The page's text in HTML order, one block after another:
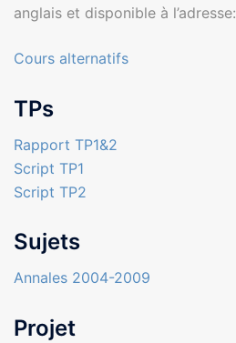
anglais et disponible à l’adresse:
Cours alternatifs
TPs
Rapport TP1&2
Script TP1
Script TP2
Sujets
Annales 2004-2009
Projet